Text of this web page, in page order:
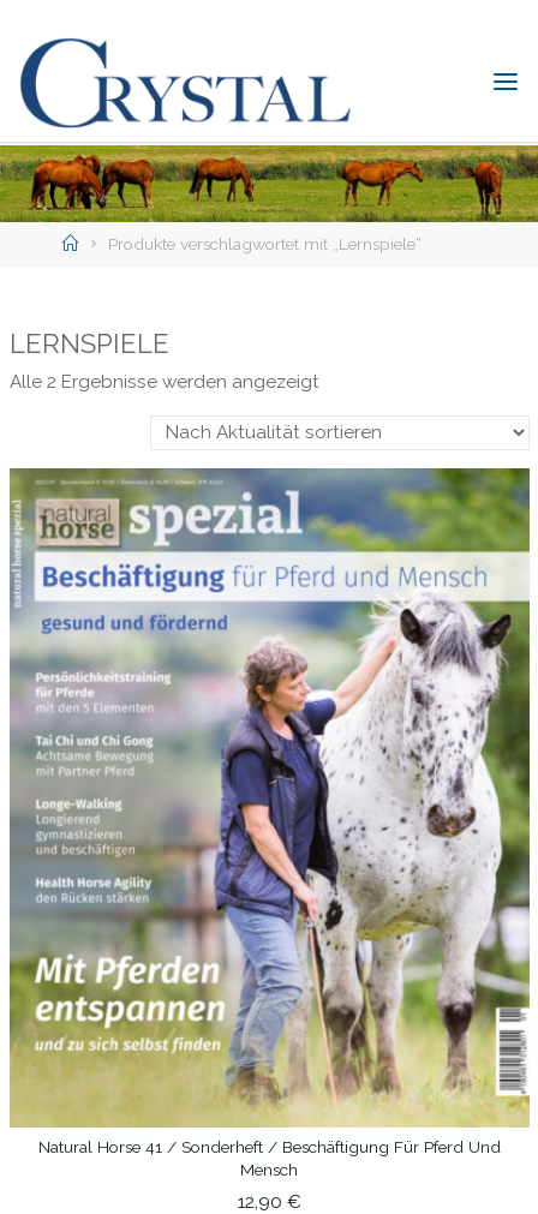
content
Crystal
Verlag
DER
ONLINE-
SHOP
HomeProdukte verschlagwortet mit „Lernspiele“
LERNSPIELE
Alle 2 Ergebnisse werden angezeigtNach
sortiert
IN DEN WARENKORB
Natural Horse 41 / Sonderheft / Beschäftigung Für Pferd Und
Mensch
12,90 €